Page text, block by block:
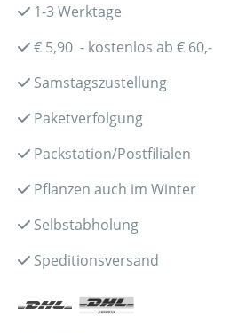
1-3 Werktage
€ 5,90 - kostenlos ab € 60,-
Samstagszustellung
Paketverfolgung
Packstation/Postfilialen
Pflanzen auch im Winter
Selbstabholung
Speditionsversand